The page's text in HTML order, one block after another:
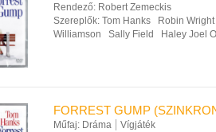
Rendező: Robert Zemeckis
Szereplők: Tom Hanks Robin
Williamson
Sally Field Haley Joel
FORREST GUMP
Műfaj: Dráma
Vígjáték